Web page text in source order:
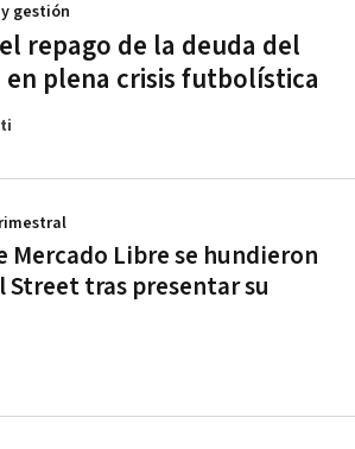
repago de la deuda del
plena crisis futbolística
gestión
Mercado Libre se hundieron
Street tras presentar su